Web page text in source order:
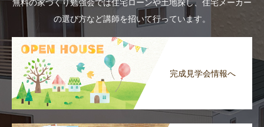
無料の家づくり勉強会では住宅ローンや土地探し、住宅メーカー
の選び方など講師を招いて行っています。
完成見学会情報へ